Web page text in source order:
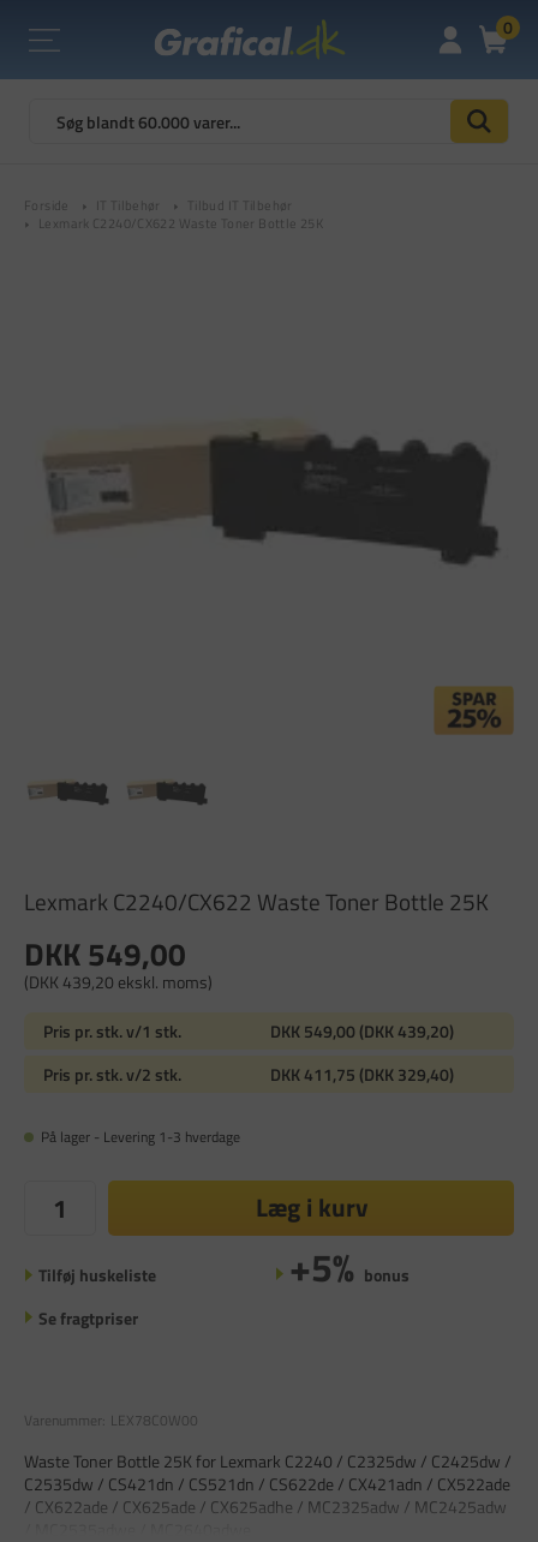
0
Forside IT Tilbehør
Tilbud IT Tilbehør
Lexmark C2240/CX622 Waste Toner Bottle 25K
Lexmark C2240/CX622 Waste Toner Bottle 25K
DKK 549,00
(DKK 439,20 ekskl. moms)
Pris pr. stk. v/1 stk.
DKK 549,00 (DKK 439,20)
Pris pr. stk. v/2 stk.
DKK 411,75 (DKK 329,40)
På lager - Levering 1-3 hverdage
Læg i kurv
Tilføj huskeliste +5% bonus
Se fragtpriser
Varenummer: LEX78C0W00
Waste Toner Bottle 25K for Lexmark C2240 / C2325dw / C2425dw /
C2535dw / CS421dn / CS521dn / CS622de / CX421adn / CX522ade
/ CX622ade / CX625ade / CX625adhe / MC2325adw / MC2425adw